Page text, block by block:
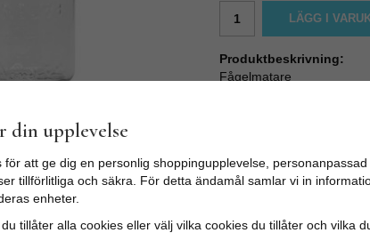
LÄGG I
Produktbeskrivning:
Fågelmatare
En fågelmatare att fylla
din upplevelse
för att ge dig en personlig shoppingupplevelse,
tillförlitliga och säkra. För detta ändamål samlar vi in
enheter.
tillåter alla cookies eller välj vilka cookies du tillåter och vilka